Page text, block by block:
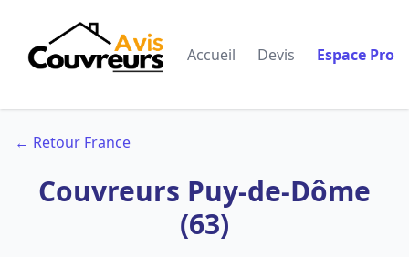
Accueil Devis Espace Pro
← Retour France
Couvreurs Puy-de-Dôme
(63)